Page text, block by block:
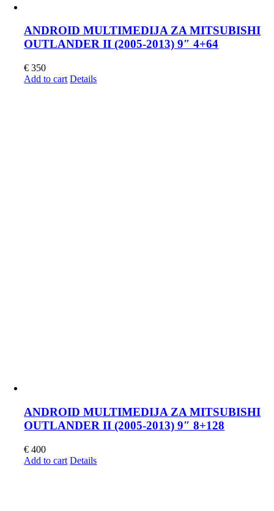
ANDROID MULTIMEDIJA ZA MITSUBISHI
OUTLANDER II (2005-2013) 9″ 4+64
€ 350
Add to cart Details
ANDROID MULTIMEDIJA ZA MITSUBISHI
OUTLANDER II (2005-2013) 9″ 8+128
€ 400
Add to cart Details